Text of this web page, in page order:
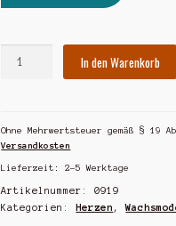
In den Warenkorb
Ohne Mehrwertsteuer gemäß § 19
Versandkosten
Lieferzeit:2-5 Werktage
Artikelnummer:0919
Kategorien:Herzen ,